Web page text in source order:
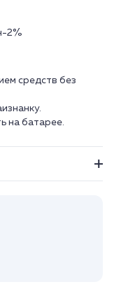
2%
средств без
на батарее.